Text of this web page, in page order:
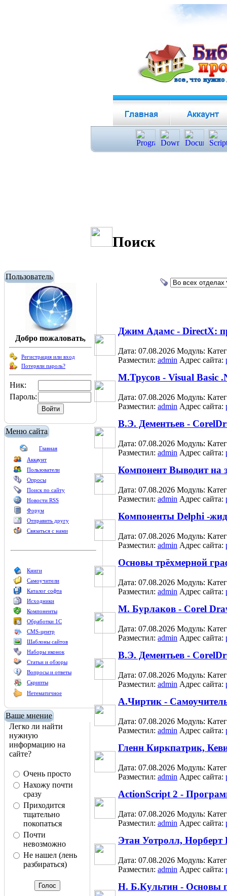
Пользователь
Добро пожаловать,
Регистрация или вход
Потеряли пароль?
Ник:
Пароль:
Меню сайта
Главная
Аккаунт
Пользователи
Опросы
Поиск по сайту
Новости RSS
Форум
Отправить другу
Связаться с нами
Книги
Самоучители
Каталог софта
Исходники
Компоненты
Обработки 1С
CMS-центр
Шаблоны сайтов
Наборы иконок
Статьи и обзоры
Вопросы и ответы
Скрипты
Нетематичное
Ваше мнение
Легко ли найти
нужную
информацию на
сайте?
Очень просто
Нахожу почти
сразу
Приходится
тщательно
покопаться
Почти
невозможно
Не нашел (лень
разбираться)
Поиск
Джим Адамс - DirectX:
Дата: 07.08.2026 Модуль:
Разместил: admin Адрес сайта:
М.Трусов - Visual Basic
Дата: 07.08.2026 Модуль:
Разместил: admin Адрес сайта:
В.Э. Дементьев -
Дата: 07.08.2026 Модуль:
Разместил: admin Адрес сайта:
Компонент Выводит на
Дата: 07.08.2026 Модуль:
Разместил: admin Адрес сайта:
Компоненты Delphi -
Дата: 07.08.2026 Модуль:
Разместил: admin Адрес сайта:
Основы трёхмерной
Дата: 07.08.2026 Модуль:
Разместил: admin Адрес сайта:
М. Бурлаков - Corel
Дата: 07.08.2026 Модуль:
Разместил: admin Адрес сайта:
В.Э. Дементьев -
Дата: 07.08.2026 Модуль:
Разместил: admin Адрес сайта:
А.Чиртик -
Дата: 07.08.2026 Модуль:
Разместил: admin Адрес сайта:
Гленн Киркпатрик,
Дата: 07.08.2026 Модуль:
Разместил: admin Адрес сайта:
ActionScript 2 -
Дата: 07.08.2026 Модуль:
Разместил: admin Адрес сайта:
Этан Уотролл, Норберт
Дата: 07.08.2026 Модуль:
Разместил: admin Адрес сайта:
Н. Б.Культин - Основы